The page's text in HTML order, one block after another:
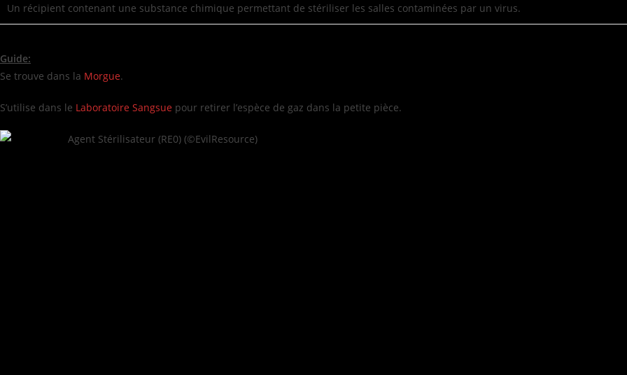
Un récipient contenant une substance chimique permettant de stériliser les salles contaminées par un virus.
Guide:
Se trouve dans la Morgue.
S’utilise dans le Laboratoire Sangsue pour retirer l’espèce de gaz dans la petite pièce.